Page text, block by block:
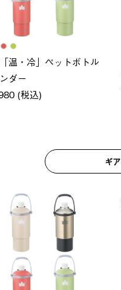
ーブロック 風抜きQセ
ープ 200-BG
(税込)
ギア